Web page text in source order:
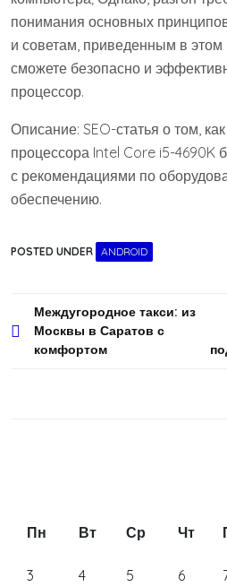
понимания основных
и советам, приведенным в этом
сможете безопасно и
процессор.
Описание: SEO-статья о том,
процессора Intel Core i5-4690K
с рекомендациями по
обеспечению.
POSTED UNDER ANDROID
Навигация
по
Междугородное такси: из
Москвы в Саратов с
комфортом
Пн Вт Ср Чт
3
4 5 6